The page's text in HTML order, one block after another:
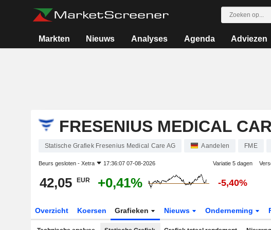
Markten Nieuws Analyses Agenda Adviezen
FRESENIUS MEDICAL
Statische Grafiek Fresenius Medical Care AG Aandelen FME
Beurs gesloten - Xetra 17:36:07 07-08-2026 Variatie 5 dagen
42,05 EUR +0,41% -5,40%
Overzicht Koersen Grafieken Nieuws Onderneming